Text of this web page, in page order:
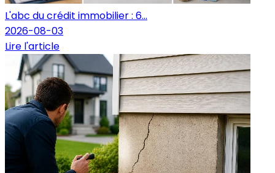
L'abc du crédit immobilier : 6...
2026-08-03
Lire l'article